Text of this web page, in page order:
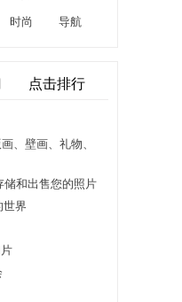
时尚 导航
点击排行
、壁画、礼物、
储和出售您的照片
世界